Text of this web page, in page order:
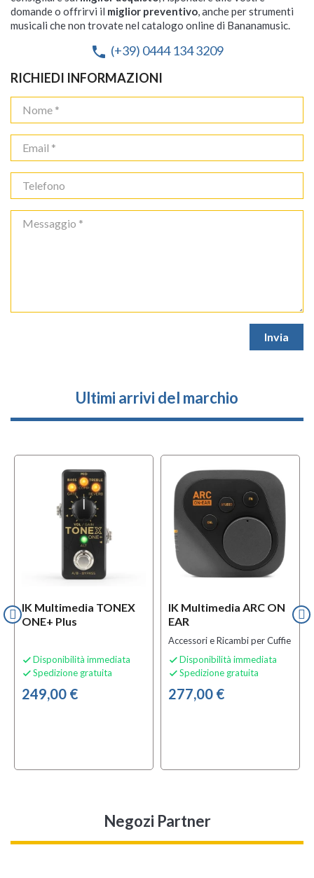
domande o offrirvi il miglior preventivo, anche per strumenti
musicali che non trovate nel catalogo online di Bananamusic.
phone (+39) 0444 134 3209
RICHIEDI INFORMAZIONI
Ultimi arrivi del marchio
IK Multimedia TONEX
ONE+ Plus
 Disponibilità immediata
 Spedizione gratuita
249,00 €
IK Multimedia ARC ON
EAR
Accessori e Ricambi per Cuffie
 Disponibilità immediata
 Spedizione gratuita
277,00 €
Negozi Partner